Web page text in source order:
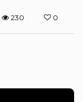
230 0